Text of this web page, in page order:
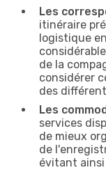
Les
itinéraire
logistique
de la
considérer
des
Les
services
de mieux
de
évitant ainsi